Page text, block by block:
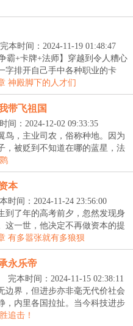
完本时间：2024-11-19 01:48:47
霸+卡牌+法师】穿越到令人糟心
字排开自己手中各种职业的卡
神殿脚下的人才们
带飞祖国
间：2024-12-02 09:33:35
鸟，主业司农，俗称种地。因为
，被贬到不知道在哪的蓝星，法
本
时间：2024-11-24 23:56:00
到了年的高考前夕，忽然发现身
这一世，他决定不再做资本的提
有多嚣张就有多狼狈
永乐帝
完本时间：2024-11-15 02:38:11
边界，但进步亦非毫无代价社会
，内里各国拉扯。当今科技进步
追击！